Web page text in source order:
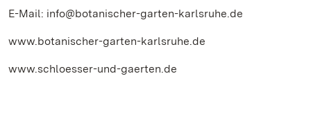
E-Mail: info@botanischer-garten-karlsruhe.de
www.botanischer-garten-karlsruhe.de
www.schloesser-und-gaerten.de